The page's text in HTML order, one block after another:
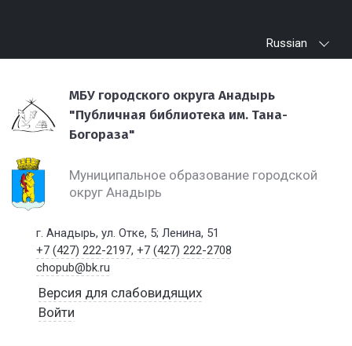
Russian
МБУ городского округа Анадырь
"Публичная библиотека им. Тана-
Богораза"
Муниципальное образование городской
округ Анадырь
г. Анадырь, ул. Отке, 5; Ленина, 51
+7 (427) 222-2197,+7 (427) 222-2708
chopub@bk.ru
Версия для слабовидящих
Войти